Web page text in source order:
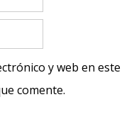
y web en este
comente.